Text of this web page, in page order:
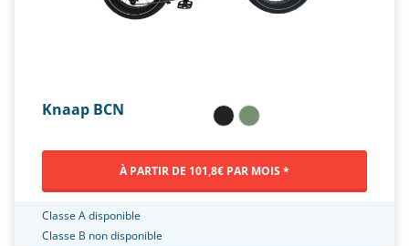
Knaap BCN
À PARTIR DE 101,8€ PAR MOIS *
Classe A disponible
Classe B non disponible